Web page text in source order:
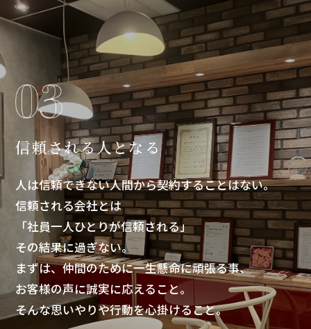
信頼される人となる
人は信頼できない人間から契約することはない。
信頼される会社とは
「社員一人ひとりが信頼される」
その結果に過ぎない。
まずは、仲間のために一生懸命に頑張る事、
お客様の声に誠実に応えること。
そんな思いやりや行動を心掛けること。